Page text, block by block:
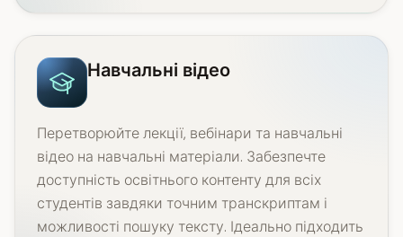
Навчальні відео
Перетворюйте лекції, вебінари та навчальні
відео на навчальні матеріали. Забезпечте
доступність освітнього контенту для всіх
студентів завдяки точним транскриптам і
можливості пошуку тексту. Ідеально підходить